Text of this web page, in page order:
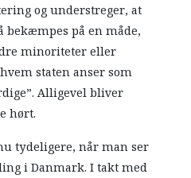
og understreger, at
på en måde,
minoriteter eller
staten anser som
Alligevel bliver
hørt.
tydeligere, når man ser
i Danmark. I takt med